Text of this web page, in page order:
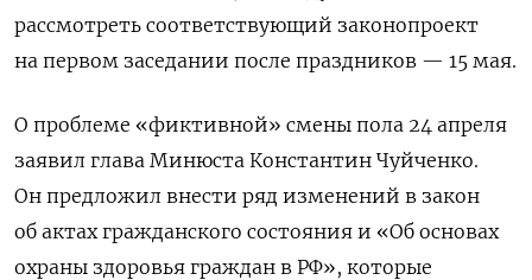
рассмотреть соответствующий законопроект
на первом заседании после праздников — 15 мая.
О проблеме «фиктивной» смены пола 24 апреля
заявил глава Минюста Константин Чуйченко.
Он предложил внести ряд изменений в закон
об актах гражданского состояния и «Об основах
охраны здоровья граждан в РФ», которые